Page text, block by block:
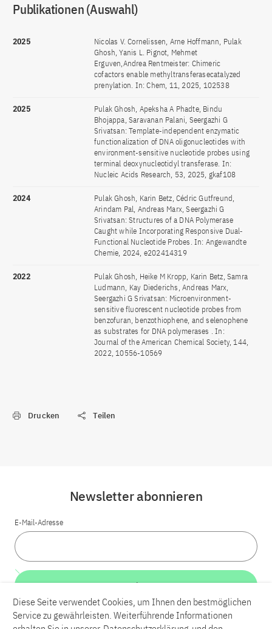
Publikationen (Auswahl)
2025
Nicolas V. Cornelissen, Arne Hoffmann, Pulak
Ghosh, Yanis L. Pignot, Mehmet
Erguven,Andrea Rentmeister: Chimeric
cofactors enable methyltransferasecatalyzed
prenylation. In: Chem, 11, 2025, 102538
2025
Pulak Ghosh, Apeksha A Phadte, Bindu
Bhojappa, Saravanan Palani, Seergazhi G
Srivatsan: Template-independent enzymatic
functionalization of DNA oligonucleotides with
environment-sensitive nucleotide probes using
terminal deoxynucleotidyl transferase. In:
Nucleic Acids Research, 53, 2025, gkaf108
2024
Pulak Ghosh, Karin Betz, Cédric Gutfreund,
Arindam Pal, Andreas Marx, Seergazhi G
Srivatsan: Structures of a DNA Polymerase
Caught while Incorporating Responsive Dual‐
Functional Nucleotide Probes. In: Angewandte
Chemie, 2024, e202414319
2022
Pulak Ghosh, Heike M Kropp, Karin Betz, Samra
Ludmann, Kay Diederichs, Andreas Marx,
Seergazhi G Srivatsan: Microenvironment-
sensitive fluorescent nucleotide probes from
benzofuran, benzothiophene, and selenophene
as substrates for DNA polymerases . In:
Journal of the American Chemical Society, 144,
2022, 10556-10569
Drucken Teilen
Newsletter abonnieren
E-Mail-Adresse
Weiter
Diese Seite verwendet Cookies, um Ihnen den bestmöglichen
Service zu gewährleisten. Weiterführende Informationen